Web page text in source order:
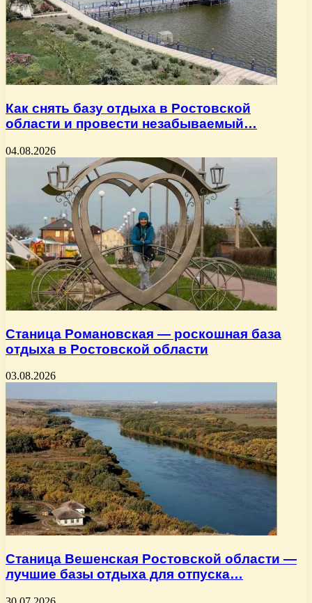
Как снять базу отдыха в Ростовской
области и провести незабываемый…
04.08.2026
Станица Романовская — роскошная база
отдыха в Ростовской области
03.08.2026
Станица Вешенская Ростовской области —
лучшие базы отдыха для отпуска…